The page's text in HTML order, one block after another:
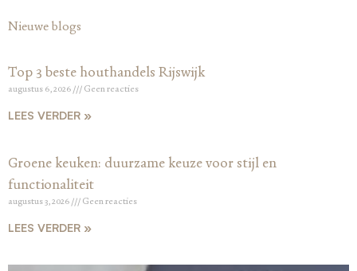
Nieuwe blogs
Top 3 beste houthandels Rijswijk
augustus 6, 2026 Geen reacties
LEES VERDER »
Groene keuken: duurzame keuze voor stijl en
functionaliteit
augustus 3, 2026 Geen reacties
LEES VERDER »